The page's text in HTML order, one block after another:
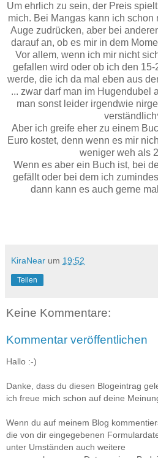
Um ehrlich zu sein, der Preis
mich. Bei Mangas kann ich schon
Auge zudrücken, aber bei
darauf an, ob es mir in dem
Vor allem, wenn ich mir nicht
gefallen wird oder ob ich den
werde, die ich da mal eben aus
... zwar darf man im Hugendubel
man sonst leider irgendwie
Aber ich greife eher zu einem
Euro kostet, denn wenn es mir
weniger weh als
Wenn es aber ein Buch ist, bei
gefällt oder bei dem ich
dann kann es auch gerne
KiraNear um 19:52
Teilen
Keine Kommentare:
Kommentar veröffentlichen
Hallo :-)
Danke, dass du diesen Blogeintrag
ich freue mich schon auf deine
Wenn du auf meinem Blog
die von dir eingegebenen
unter Umständen auch weitere